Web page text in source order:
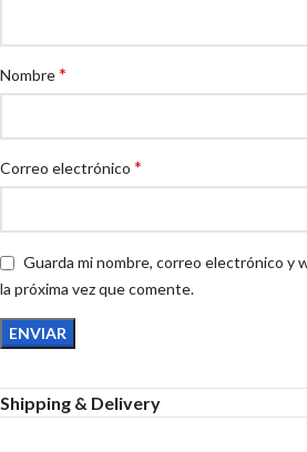
Nombre*
Correo electrónico *
Guarda mi nombre, correo electrónico y
la próxima vez que comente.
Shipping & Delivery